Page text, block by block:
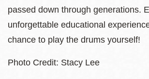
passed down through generations.
unforgettable educational
chance to play the drums yourself!
Photo Credit: Stacy Lee